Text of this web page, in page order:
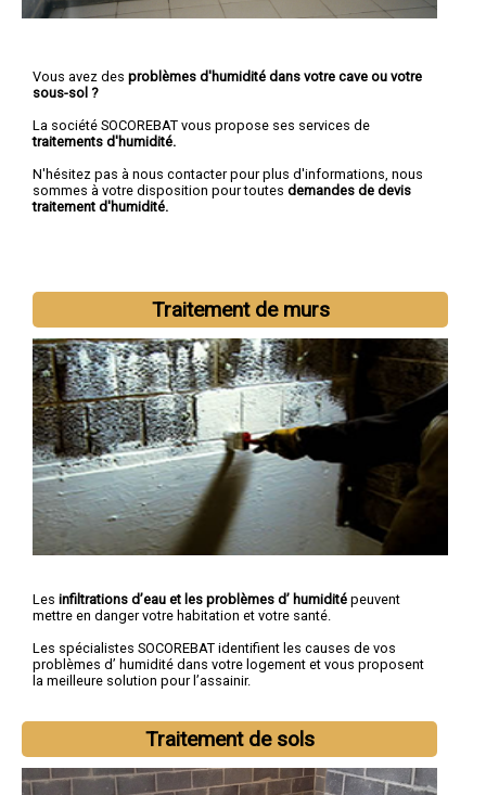
Vous avez des problèmes d'humidité dans votre cave ou votre
sous-sol ?
La société SOCOREBAT vous propose ses services de
traitements d'humidité.
N'hésitez pas à nous contacter pour plus d'informations, nous
sommes à votre disposition pour toutes demandes de devis
traitement d'humidité.
Traitement de murs
Les infiltrations d’eau et les problèmes d’ humidité peuvent
mettre en danger votre habitation et votre santé.
Les spécialistes SOCOREBAT identifient les causes de vos
problèmes d’ humidité dans votre logement et vous proposent
la meilleure solution pour l’assainir.
Traitement de sols